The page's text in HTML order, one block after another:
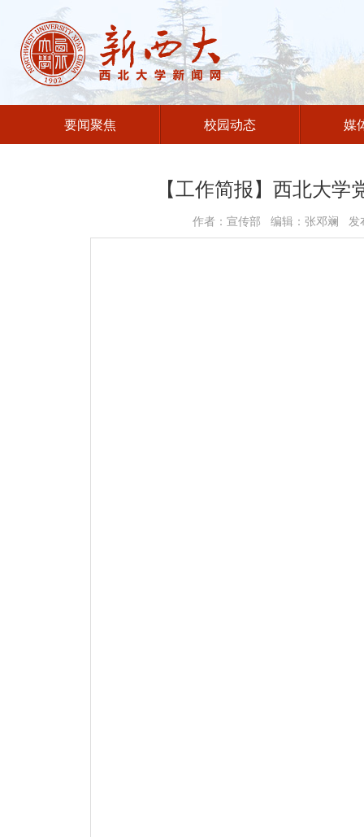
要闻聚焦 校园动态 媒
【工作简报】西北大
作者：宣传部 编辑：张邓斓